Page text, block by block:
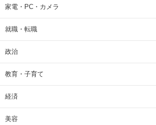
家電・PC・カメラ
就職・転職
政治
教育・子育て
経済
美容